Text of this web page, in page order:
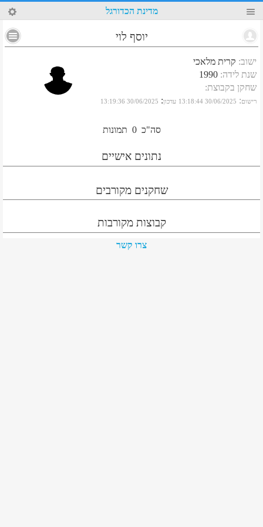
97 מדינת הכדורגל
יוסף לוי
ישוב: קרית מלאכי
שנת לידה:
1990
שחקן בקבוצת:
רישום:
30/06/2025 13:18:44 עדכון:
30/06/2025 13:19:36
סה"כ 0 תמונות
נתונים אישיים
שחקנים מקורבים
קבוצות מקורבות
צרו קשר